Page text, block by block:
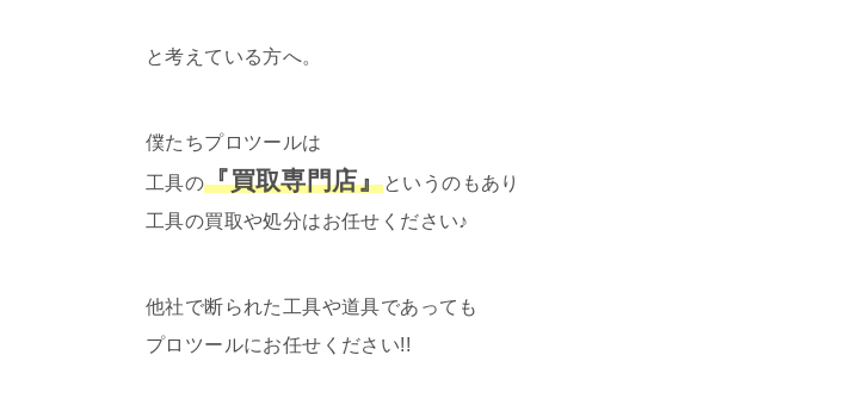
と考えている方へ。
僕たちプロツールは
工具の『買取専門店』というのもあり
工具の買取や処分はお任せください♪
他社で断られた工具や道具であっても
プロツールにお任せください!!